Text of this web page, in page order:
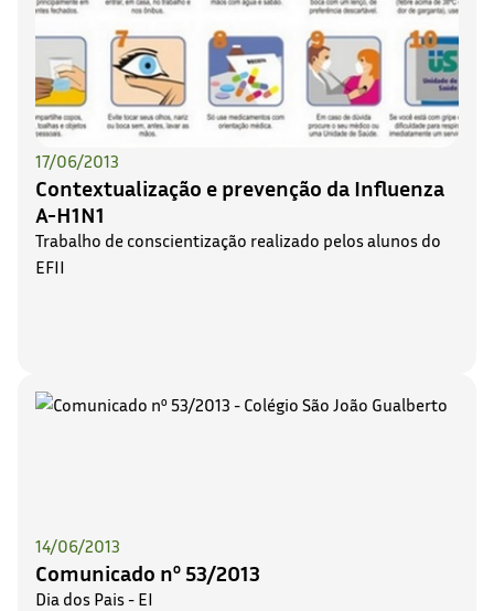
17/06/2013
Contextualização e prevenção da Influenza
A-H1N1
Trabalho de conscientização realizado pelos alunos do
EFII
14/06/2013
Comunicado nº 53/2013
Dia dos Pais - EI